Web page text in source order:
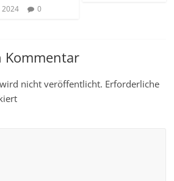
2024
0
Kommentar
nicht veröffentlicht. Erforderliche